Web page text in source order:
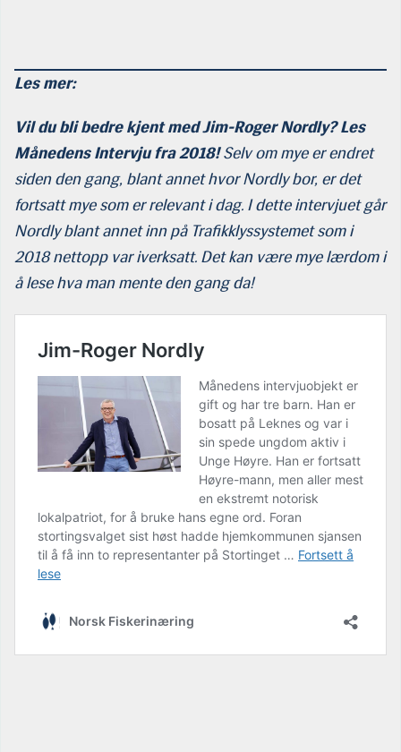
Les mer:
Vil du bli bedre kjent med Jim-Roger Nordly?Les
Månedens Intervju fra 2018!Selv om mye er endret
siden den gang, blant annet hvor Nordly bor, er det
fortsatt mye som er relevant i dag. I dette intervjuet går
Nordly blant annet inn på Trafikklyssystemet som i
2018 nettopp var iverksatt. Det kan være mye lærdom i
å lese hva man mente den gang da!